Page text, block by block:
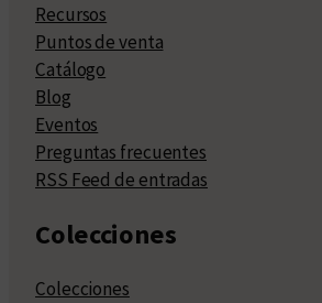
Recursos
Puntos de venta
Catálogo
Blog
Eventos
Preguntas frecuentes
RSS Feed de entradas
Colecciones
Colecciones